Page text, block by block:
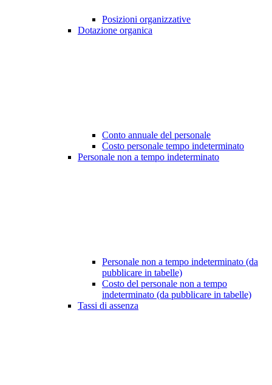
Posizioni organizzative
Dotazione organica
Conto annuale del personale
Costo personale tempo indeterminato
Personale non a tempo indeterminato
Personale non a tempo indeterminato (da
pubblicare in tabelle)
Costo del personale non a tempo
indeterminato (da pubblicare in tabelle)
Tassi di assenza